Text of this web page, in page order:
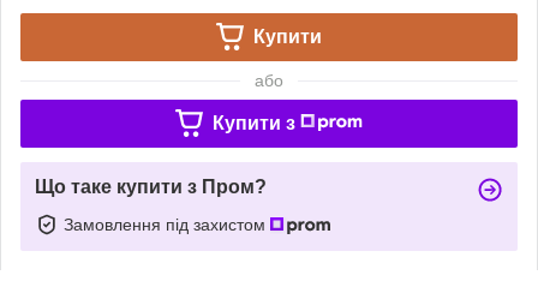
Купити
або
Купити з
Що таке купити з Пром?
Замовлення під захистом